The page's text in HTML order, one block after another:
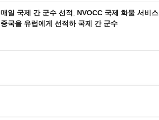
매일 국제 간 군수 선적 NVOCC 국제 화물 서비스
중국을 유럽에게 선적하 국제 간 군수